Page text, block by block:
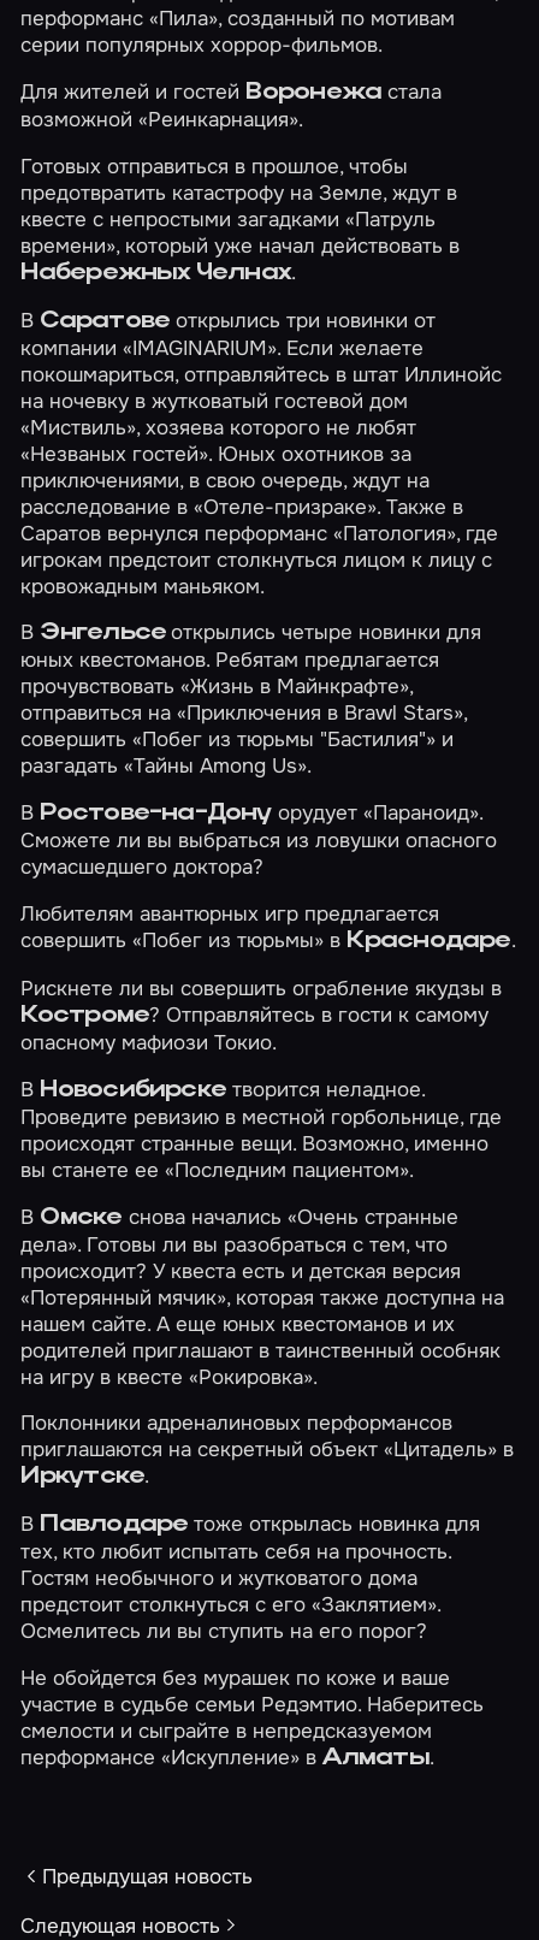
перформанс«Пила», созданный по мотивам
серии популярных хоррор-фильмов.
Для жителей и гостей Воронежа стала
возможной«Реинкарнация».
Готовых отправиться в прошлое, чтобы
предотвратить катастрофу на Земле, ждут в
квесте с непростыми загадками«Патруль
времени», который уже начал действовать в
Набережных Челнах.
В Саратове открылись три новинки от
компании «IMAGINARIUM». Если желаете
покошмариться, отправляйтесь в штат Иллинойс
на ночевку в жутковатый гостевой дом
«Миствиль», хозяева которого не любят
«Незваных гостей». Юных охотников за
приключениями, в свою очередь, ждут на
расследование в«Отеле-призраке». Также в
Саратов вернулся перформанс«Патология», где
игрокам предстоит столкнуться лицом к лицу с
кровожадным маньяком.
В Энгельсеоткрылись четыре новинки для
юных квестоманов. Ребятам предлагается
прочувствовать«Жизнь в Майнкрафте»,
отправиться на«Приключения в Brawl Stars»,
совершить«Побег из тюрьмы "Бастилия"» и
разгадать«Тайны Among Us».
В Ростове-на-Донуорудует «Параноид».
Сможете ли вы выбраться из ловушки опасного
сумасшедшего доктора?
Любителям авантюрных игр предлагается
совершить«Побег из тюрьмы» в Краснодаре.
Рискнете ли вы совершитьограбление якудзы в
Костроме? Отправляйтесь в гости к самому
опасному мафиози Токио.
В Новосибирске творится неладное.
Проведите ревизию в местной горбольнице, где
происходят странные вещи. Возможно, именно
вы станете ее«Последним пациентом».
В Омске снова начались «Очень странные
дела». Готовы ли вы разобраться с тем, что
происходит? У квеста есть и детская версия
«Потерянный мячик», которая также доступна на
нашем сайте. А еще юных квестоманов и их
родителей приглашают в таинственный особняк
на игру в квесте«Рокировка».
Поклонники адреналиновых перформансов
приглашаются на секретный объект«Цитадель» в
Иркутске.
В Павлодаре тоже открылась новинка для
тех, кто любит испытать себя на прочность.
Гостям необычного и жутковатого дома
предстоит столкнуться с его«Заклятием».
Осмелитесь ли вы ступить на его порог?
Не обойдется без мурашек по коже и ваше
участие в судьбе семьи Редэмтио. Наберитесь
смелости и сыграйте в непредсказуемом
перформансе«Искупление» вАлматы.
Предыдущая новость
Следующая новость